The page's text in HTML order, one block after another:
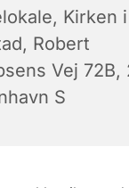
Kirken i
Robert
Vej 72B,
S